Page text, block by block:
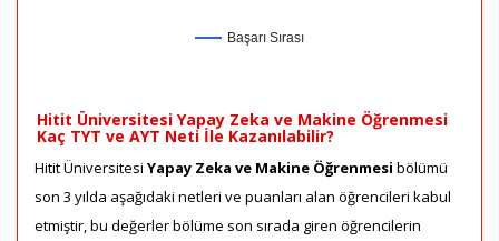
Başarı Sırası
Hitit Üniversitesi Yapay Zeka ve Makine Öğrenmesi
Kaç TYT ve AYT Neti İle Kazanılabilir?
Hitit Üniversitesi Yapay Zeka ve Makine Öğrenmesi bölümü
son 3 yılda aşağıdaki netleri ve puanları alan öğrencileri kabul
etmiştir, bu değerler bölüme son sırada giren öğrencilerin